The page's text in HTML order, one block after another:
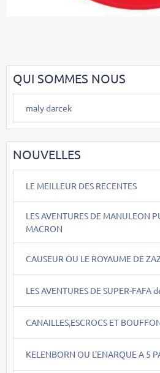
QUI SOMMES NOUS
maly darcek
NOUVELLES
LE MEILLEUR DES RECENTES
LES AVENTURES DE MANULEON
MACRON
CAUSEUR OU LE ROYAUME DE
LES AVENTURES DE SUPER-FAFA
CANAILLES,ESCROCS ET
KELENBORN OU L'ENARQUE A 5